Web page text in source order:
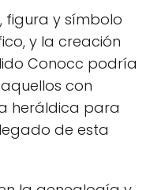
figura y símbolo
y la creación
Conocc podría
con
heráldica para
de esta